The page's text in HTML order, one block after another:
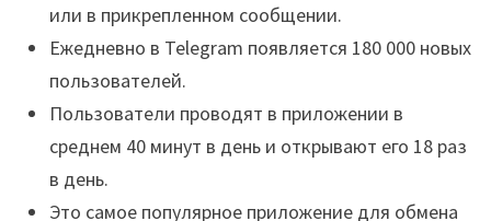
или в прикрепленном сообщении.
Ежедневно в Telegram появляется 180 000 новых
пользователей.
Пользователи проводят в приложении в
среднем 40 минут в день и открывают его 18 раз
в день.
Это самое популярное приложение для обмена